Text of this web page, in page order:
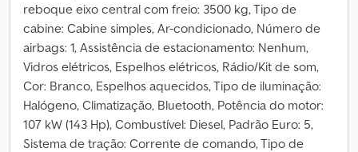
reboque eixo central com freio: 3500 kg, Tipo de
cabine: Cabine simples, Ar-condicionado, Número de
airbags: 1, Assistência de estacionamento: Nenhum,
Vidros elétricos, Espelhos elétricos, Rádio/Kit de som,
Cor: Branco, Espelhos aquecidos, Tipo de iluminação:
Halógeno, Climatização, Bluetooth, Potência do motor:
107 kW (143 Hp), Combustível: Diesel, Padrão Euro: 5,
Sistema de tração: Corrente de comando, Tipo de